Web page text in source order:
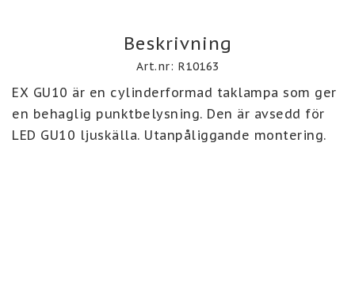
Beskrivning
Art.nr: R10163
EX GU10 är en cylinderformad taklampa som ger
en behaglig punktbelysning. Den är avsedd för
LED GU10 ljuskälla. Utanpåliggande montering.